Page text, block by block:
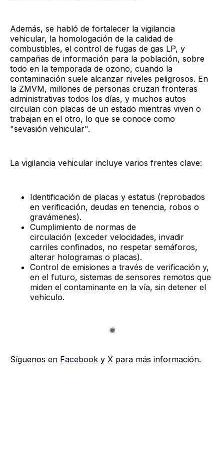
Además, se habló de fortalecer la vigilancia
vehicular, la homologación de la calidad de
combustibles, el control de fugas de gas LP, y
campañas de información para la población, sobre
todo en la temporada de ozono, cuando la
contaminación suele alcanzar niveles peligrosos. En
la ZMVM, millones de personas cruzan fronteras
administrativas todos los días, y muchos autos
circulan con placas de un estado mientras viven o
trabajan en el otro, lo que se conoce como
"sevasión vehicular".
La vigilancia vehicular incluye varios frentes clave:
Identificación de placas y estatus (reprobados
en verificación, deudas en tenencia, robos o
gravámenes).
Cumplimiento de normas de
circulación (exceder velocidades, invadir
carriles confinados, no respetar semáforos,
alterar hologramas o placas).
Control de emisiones a través de verificación y,
en el futuro, sistemas de sensores remotos que
miden el contaminante en la vía, sin detener el
vehículo.
Síguenos en Facebook y X para más información.